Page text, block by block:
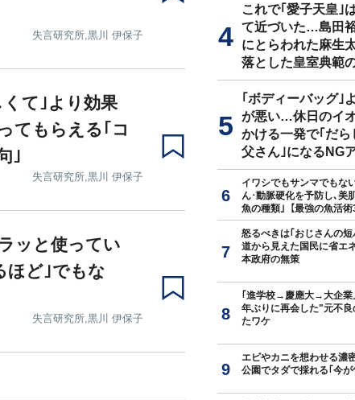
失言研究所,黒川 伊保子
くて｣より効果
てもらえる｢コ
｣
失言研究所,黒川 伊保子
ッと使ってい
ほど｣でもな
失言研究所,黒川 伊保子
これで｢愛子天皇｣
て近づいた…島田
にとらわれた麻生
落とした皇室典範
｢ボディーバッグ｣
が悪い…休日のイ
かける一発で｢だら
父さん｣になるNG
イワシでもサンマでもな
ん･動脈硬化を予防し､美
魚の種類｣【最強の魚活術
怒るべきは｢おじさんの
道から見えた国民に省エ
本政府の無策
｢進学校→慶應大→大企業
年ぶりに再会した"元不
たワケ
エビやカニを想わせる濃
公園でタダで採れる｢今